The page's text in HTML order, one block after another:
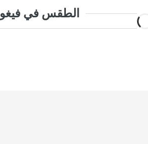
الطقس في فيغو